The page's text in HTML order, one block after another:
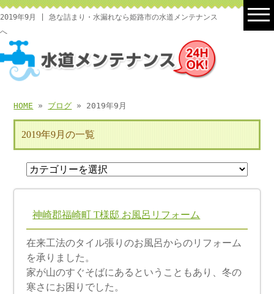
2019年9月 | 急な詰まり・水漏れなら姫路市の水道メンテナンス
へ
HOME » ブログ » 2019年9月
2019年9月の一覧
神崎郡福崎町 T様邸 お風呂リフォーム
在来工法のタイル張りのお風呂からのリフォーム
を承りました。
家が山のすぐそばにあるということもあり、冬の
寒さにお困りでした。